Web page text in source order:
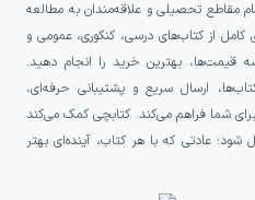
مقاطع تحصیلی و علاقه‌مندان به مطالعه
از کتاب‌های درسی، کنکوری، عمومی و
قیمت‌ها، بهترین خرید را انجام دهید.
ارسال سریع و پشتیبانی حرفه‌ای،
شما فراهم می‌کند. کتابچی کمک می‌کند
شود؛ عادتی که با هر کتاب، آینده‌ای بهتر